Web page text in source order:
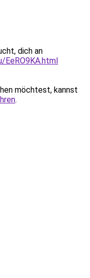
dich an
möchtest, kannst
.